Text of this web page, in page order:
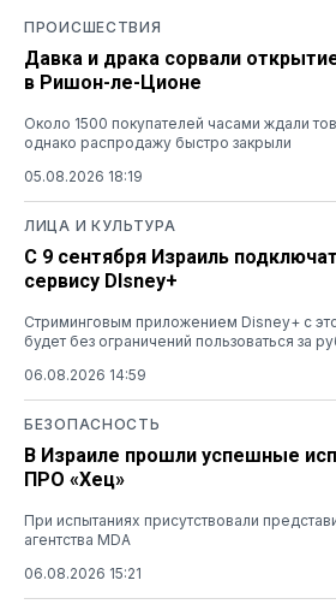
ПРОИСШЕСТВИЯ
Давка и драка сорвали
в Ришон-ле-Ционе
Около 1500 покупателей часами ждали
однако распродажу быстро закрыли
05.08.2026 18:19
ЛИЦА И КУЛЬТУРА
С 9 сентября Израиль
сервису DIsney+
Стриминговым приложением Disney+ с
будет без ограничений пользоваться за
06.08.2026 14:59
БЕЗОПАСНОСТЬ
В Израиле прошли успешные
ПРО «Хец»
При испытаниях присутствовали
агентства MDA
06.08.2026 15:21